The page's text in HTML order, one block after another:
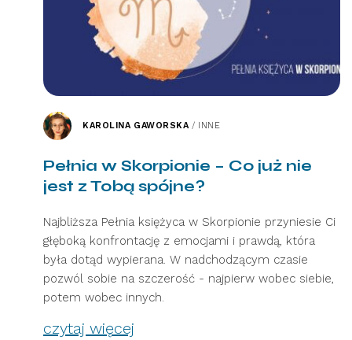
KAROLINA GAWORSKA/ INNE
Pełnia w Skorpionie – Co już nie
jest z Tobą spójne?
Najbliższa Pełnia księżyca w Skorpionie przyniesie Ci
głęboką konfrontację z emocjami i prawdą, która
była dotąd wypierana. W nadchodzącym czasie
pozwól sobie na szczerość - najpierw wobec siebie,
potem wobec innych.
czytaj więcej